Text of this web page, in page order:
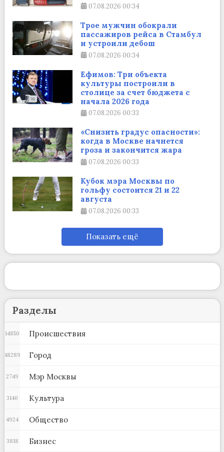
07.08.2026 00:34
Трое мужчин обокрали
пассажиров рейса в Стамбул
и устроили дебош
07.08.2026 00:34
Ефимов: Три объекта
культуры построили в
столице за счет бюджета с
начала 2026 года
07.08.2026 00:33
«Снизить градус опасности»:
когда в Москве начнется
гроза и закончится жара
07.08.2026 00:33
Кубок мэра Москвы по
гольфу состоится 21 и 22
августа
07.08.2026 00:33
Показать ещё
Разделы
Происшествия
14850
Город
48289
Мэр Москвы
2749
Культура
3140
Общество
4924
Бизнес
3818